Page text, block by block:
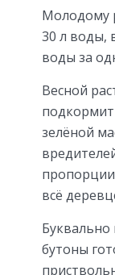
Молодому
30 л воды,
воды за
Весной
зелёной
всё
бутоны